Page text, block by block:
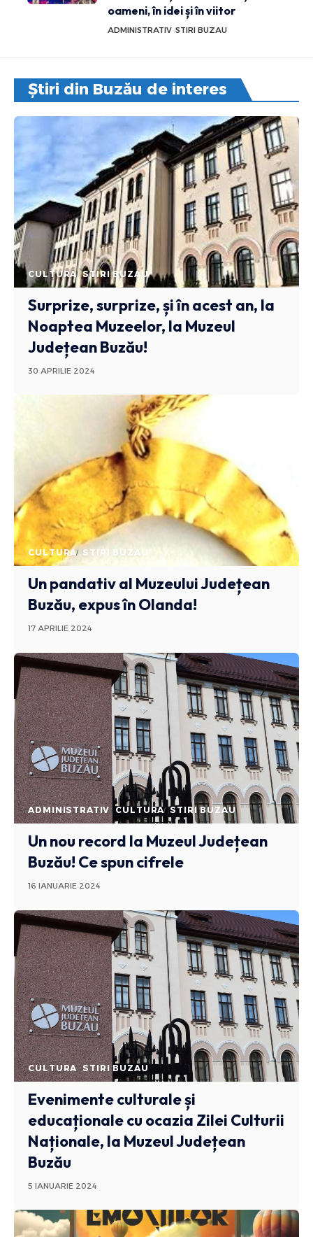
oameni, în idei și în viitor
ADMINISTRATIV STIRI BUZAU
Știri din Buzău de interes
CULTURA STIRI BUZAU
Surprize, surprize, și în acest an, la
Noaptea Muzeelor, la Muzeul
Județean Buzău!
30 APRILIE 2024
CULTURA STIRI BUZAU
Un pandativ al Muzeului Județean
Buzău, expus în Olanda!
17 APRILIE 2024
ADMINISTRATIV CULTURA STIRI BUZAU
Un nou record la Muzeul Județean
Buzău! Ce spun cifrele
16 IANUARIE 2024
CULTURA STIRI BUZAU
Evenimente culturale și
educaționale cu ocazia Zilei Culturii
Naționale, la Muzeul Județean
Buzău
5 IANUARIE 2024